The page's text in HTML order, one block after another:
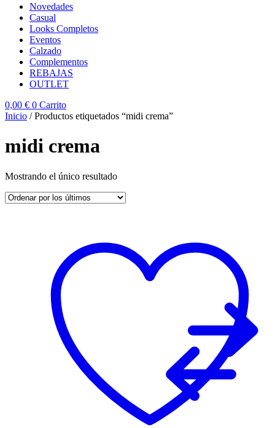
Novedades
Casual
Looks Completos
Eventos
Calzado
Complementos
REBAJAS
OUTLET
0,00 € 0 Carrito
Inicio / Productos etiquetados “midi crema”
midi crema
Mostrando el único resultado